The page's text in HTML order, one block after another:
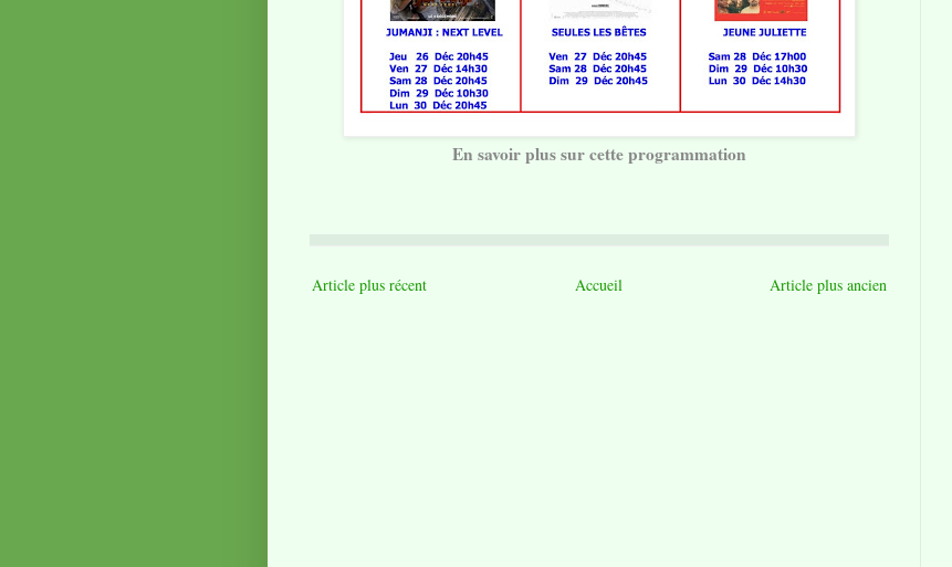
En savoir plus sur cette programmation
Article plus récent Article plus ancien
Accueil